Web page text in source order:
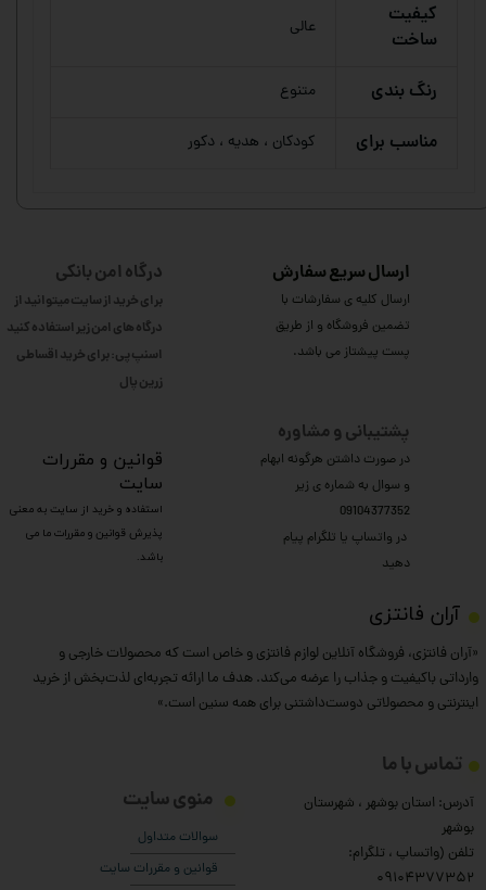
کیفیت
ساخت
عالی
رنگ بندی متنوع
مناسب برای کودکان ، هدیه ، دکور
ارسال سریع سفارش
ارسال کلیه ی سفارشات با
تضمین فروشگاه و از طریق
پست پیشتاز می باشد.
​آران فانتزی
«آران فانتزی، فروشگاه آنلاین لوازم فانتزی و خاص است که محصولات خارجی و
وارداتی باکیفیت و جذاب را عرضه می‌کند. هدف ما ارائه تجربه‌ای لذت‌بخش از خرید
اینترنتی و محصولاتی دوست‌داشتنی برای همه سنین است.»
منوی سایت
سوالات متداول
قوانین و مقررات سایت
تماس با ما
آدرس: استان بوشهر ، شهرستان
بوشهر
تلفن (واتساپ ، تلگرام:
۰9104377352
درگاه امن بانکی
برای خرید از سایت میتوانید از
درگاه های امن زیر استفاده کنید
اسنپ پی: برای خرید اقساطی
​​​​​​​زرین پال
پشتیبانی و مشاوره
در صورت داشتن هرگونه ابهام
و سوال به شماره ی زیر
09104377352
​​​​​​​ در واتساپ یا تلگرام پیام
دهید
​قوانین و مقررات
سایت
استفاده و خرید از سایت به معنی
پذیرش قوانین و مقررات ما می
باشد.